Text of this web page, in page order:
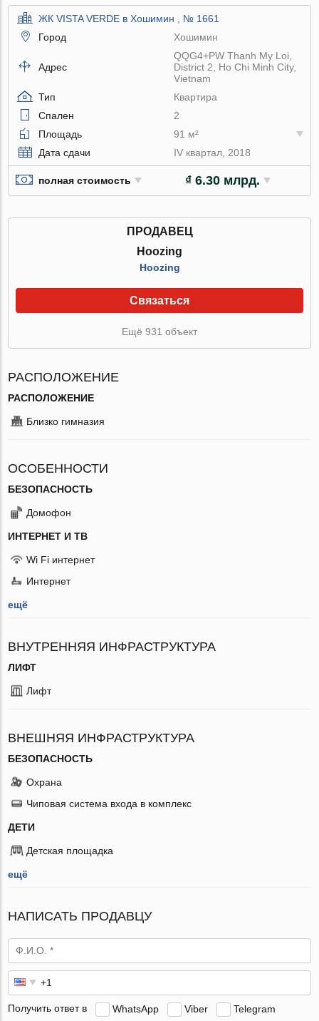
ЖК VISTA VERDE в Хошимин , № 1661
Город
Хошимин
Адрес
QQG4+PW Thanh My Loi,
District 2, Ho Chi Minh City,
Vietnam
Тип
Квартира
Спален
2
Площадь
91 м²
Дата сдачи
IV квартал, 2018
полная стоимость ₫ 6.30 млрд.
ПРОДАВЕЦ
Hoozing
Hoozing
Связаться
Ещё 931 объект
РАСПОЛОЖЕНИЕ
РАСПОЛОЖЕНИЕ
Близко гимназия
ОСОБЕННОСТИ
БЕЗОПАСНОСТЬ
Домофон
ИНТЕРНЕТ И ТВ
Wi Fi интернет
Интернет
ещё
ВНУТРЕННЯЯ ИНФРАСТРУКТУРА
ЛИФТ
Лифт
ВНЕШНЯЯ ИНФРАСТРУКТУРА
БЕЗОПАСНОСТЬ
Охрана
Чиповая система входа в комплекс
ДЕТИ
Детская площадка
ещё
НАПИСАТЬ ПРОДАВЦУ
Получить ответ в WhatsApp Viber Telegram